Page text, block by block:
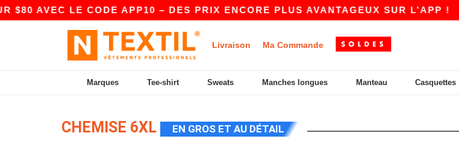
AVEC LE CODE APP10 – DES PRIX ENCORE PLUS AVANTAGEUX SUR L’APP !|
Livraison Ma Commande
Marques Tee-shirt Sweats Manches longues Manteau Casquettes
CHEMISE 6XL EN GROS ET AU DÉTAIL